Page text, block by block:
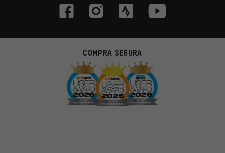
COMPRA SEGURA